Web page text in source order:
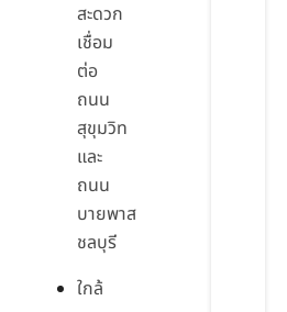
สะดวก
เชื่อม
ต่อ
ถนน
สุขุมวิท
และ
ถนน
บายพาส
ชลบุรี
ใกล้